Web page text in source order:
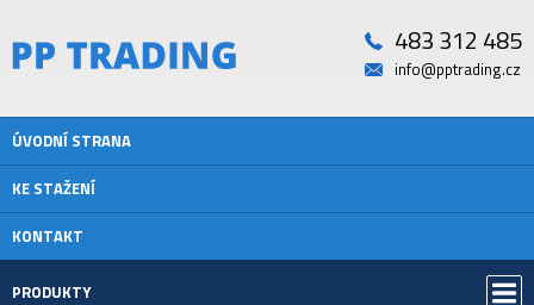
483 312 485
info@pptrading.cz
ÚVODNÍ STRANA
KE STAŽENÍ
KONTAKT
PRODUKTY